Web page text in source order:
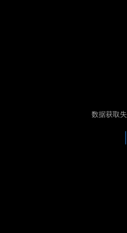
数据获取